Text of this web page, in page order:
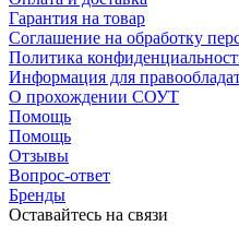
Гарантия на товар
Соглашение на обработку
Политика
Информация для
О прохождении СОУТ
Помощь
Помощь
Отзывы
Вопрос-ответ
Бренды
Оставайтесь на связи